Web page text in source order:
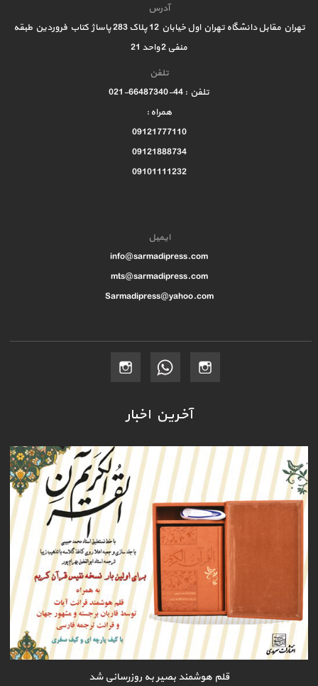
آدرس
تهران مقابل دانشگاه تهران اول خیابان 12 پلاک 283 پاساژ کتاب فروردین طبقه
منفی 2 واحد 21
تلفن
تلفن : 44-66487340-021
همراه :
09121777110
09121888734
09101111232
ایمیل
info@sarmadipress.com
mts@sarmadipress.com
Sarmadipress@yahoo.com
آخرین اخبار
قلم هوشمند بصیر به روزرسانی شد